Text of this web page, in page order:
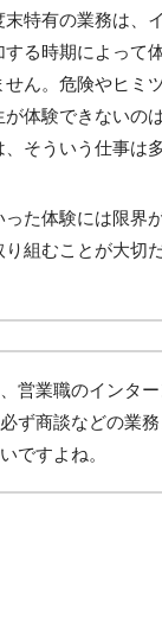
特有の業務は、イ
する時期によって
ん。危険やヒミ
体験できないの
そういう仕事は
た体験には限界
組むことが大切
営業職のインタ
ず商談などの業
ですよね。